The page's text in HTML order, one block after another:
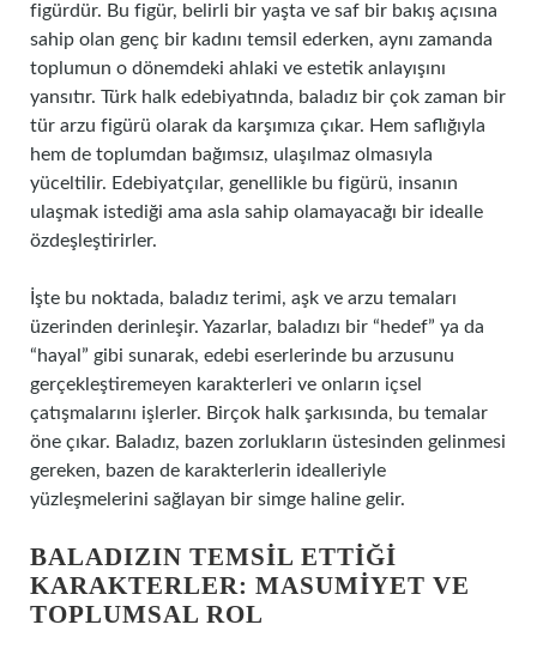
figürdür. Bu figür, belirli bir yaşta ve saf bir bakış açısına
sahip olan genç bir kadını temsil ederken, aynı zamanda
toplumun o dönemdeki ahlaki ve estetik anlayışını
yansıtır. Türk halk edebiyatında, baladız bir çok zaman bir
tür arzu figürü olarak da karşımıza çıkar. Hem saflığıyla
hem de toplumdan bağımsız, ulaşılmaz olmasıyla
yüceltilir. Edebiyatçılar, genellikle bu figürü, insanın
ulaşmak istediği ama asla sahip olamayacağı bir idealle
özdeşleştirirler.
İşte bu noktada, baladız terimi, aşk ve arzu temaları
üzerinden derinleşir. Yazarlar, baladızı bir “hedef” ya da
“hayal” gibi sunarak, edebi eserlerinde bu arzusunu
gerçekleştiremeyen karakterleri ve onların içsel
çatışmalarını işlerler. Birçok halk şarkısında, bu temalar
öne çıkar. Baladız, bazen zorlukların üstesinden gelinmesi
gereken, bazen de karakterlerin idealleriyle
yüzleşmelerini sağlayan bir simge haline gelir.
BALADIZIN TEMSIL ETTIĞI
KARAKTERLER: MASUMIYET VE
TOPLUMSAL ROL